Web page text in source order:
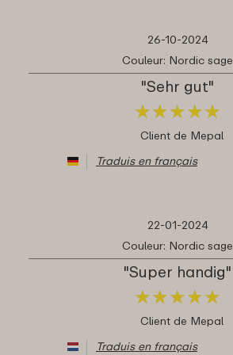
26-10-2024
Couleur: Nordic sage
"Sehr gut"
★★★★★
★★★★★
Client de Mepal
Traduis en français
22-01-2024
Couleur: Nordic sage
"Super handig"
★★★★★
★★★★★
Client de Mepal
Traduis en français